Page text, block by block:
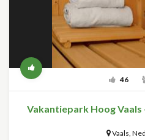
46
Vakantiepark Hoog Vaals
Vaals,